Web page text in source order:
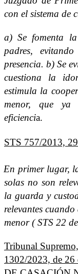
con el sistema de
a) Se fomenta
padres,
presencia. b) Se
cuestiona la
estimula la
menor, que ya
eficiencia.
STS 757/2013,
En primer lugar,
solas no son
la guarda y
relevantes
menor ( STS 22
Tribunal
1302/2023, de 26